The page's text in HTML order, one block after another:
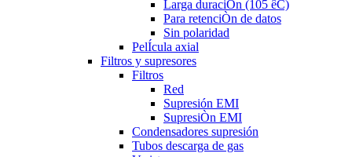
Larga duraciÒn (105 êC)
Para retenciÒn de datos
Sin polaridad
PelÍcula axial
Filtros y supresores
Filtros
Red
Supresión EMI
SupresiÒn EMI
Condensadores supresión
Tubos descarga de gas